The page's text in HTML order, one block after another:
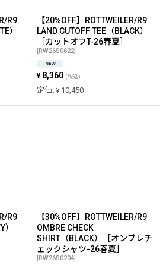
R9
）
【20%OFF】ROTTWEILER/R9
LAND CUTOFF TEE（BLACK）
［カットオフT-26春夏］
[RW26S0622]
¥ 8,360 (税込)
定価: ¥ 10,450
R9
）
【30%OFF】ROTTWEILER/R9
OMBRE CHECK
SHIRT（BLACK）［オンブレチ
ェックシャツ-26春夏］
[RW26S0204]